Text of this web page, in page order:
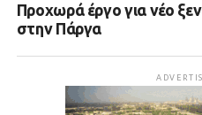
Προχωρά έργο για νέο
στην Πάργα